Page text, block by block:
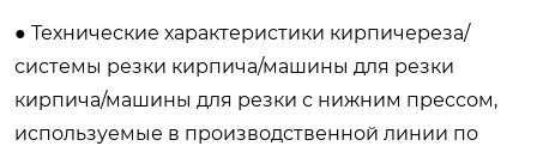
● Технические характеристики кирпичереза/
системы резки кирпича/машины для резки
кирпича/машины для резки с нижним прессом,
используемые в производственной линии по